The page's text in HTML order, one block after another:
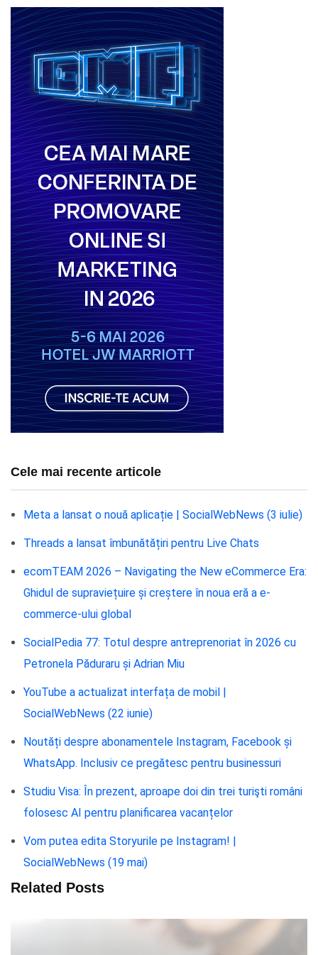
Cele mai recente articole
Meta a lansat o nouă aplicație | SocialWebNews (3 iulie)
Threads a lansat îmbunătățiri pentru Live Chats
ecomTEAM 2026 – Navigating the New eCommerce Era:
Ghidul de supraviețuire și creștere în noua eră a e-
commerce-ului global
SocialPedia 77: Totul despre antreprenoriat în 2026 cu
Petronela Păduraru și Adrian Miu
YouTube a actualizat interfața de mobil |
SocialWebNews (22 iunie)
Noutăți despre abonamentele Instagram, Facebook și
WhatsApp. Inclusiv ce pregătesc pentru businessuri
Studiu Visa: În prezent, aproape doi din trei turişti români
folosesc AI pentru planificarea vacanțelor
Vom putea edita Storyurile pe Instagram! |
SocialWebNews (19 mai)
Related Posts